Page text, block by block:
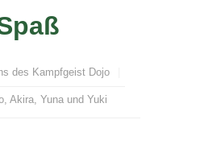
des Kampfgeist Dojo
Akira, Yuna und Yuki